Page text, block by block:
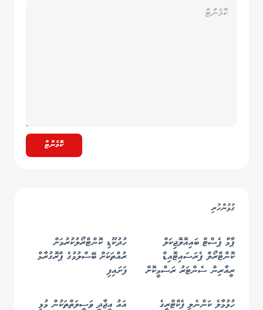
ކޮމެންޓް
ގުޅުންހުރި
ޕާމް ޕެސްޓް ބައިއޮލޮޖިކަލް
ކޮންޓްރޯލް ޕެރަސައިޓޮއިޑް
ރީއާރިން ސެންޓަރު ރަސްމީކޮށް
ހުދުކޫޑި ކޮންޓްރޯލުކުރުމަށް
ރުއްތަކަށް ބޭސްލުމުގެ ޕްރޮގުރާމް
ފަށައިފި
ހުޅުމާލެ ކަންނެލި ފެކްޓްރީގެ
އައު އީޖާދީ ވަސީލަތްތަކުން މުޅި